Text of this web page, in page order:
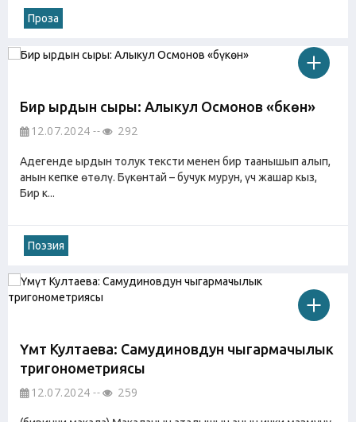
Проза
Бир ырдын сыры: Алыкул Осмонов «бүкөн»
12.07.2024 292
Адегенде ырдын толук тексти менен бир таанышып алып,
анын кепке өтөлү. Бүкөнтай – бучук мурун, үч жашар кыз,
Бир к...
Поэзия
Үмүт Култаева: Самудиновдун чыгармачылык
тригонометриясы
12.07.2024 259